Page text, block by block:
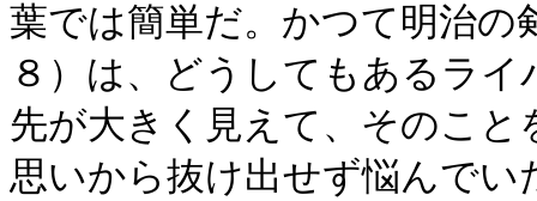
葉では簡単だ。かつて明治の
８） は、どうしてもあるラ
先が大きく見えて、そのこ
思いから抜け出せず悩んでい